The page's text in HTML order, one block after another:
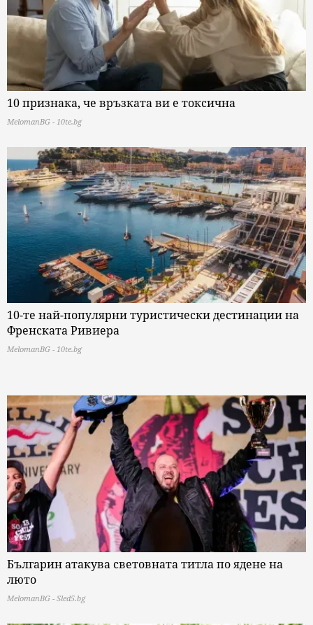
10 признака, че връзката ви е токсична
MelomanBG - 10te.bg
10-те най-популярни туристически дестинации на
Френската Ривиера
MelomanBG - 10te.bg
Българин атакува световната титла по ядене на
люто
MelomanBG - Sled5.bg